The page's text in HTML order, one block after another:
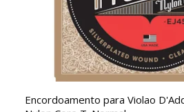
Encordoamento para Violao